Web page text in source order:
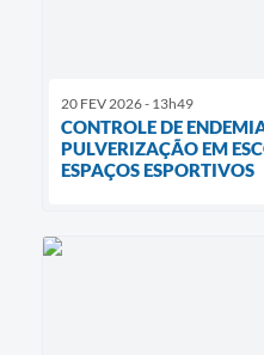
20 FEV 2026 - 13h49
CONTROLE DE
PULVERIZAÇÃO EM
ESPAÇOS ESPORTIVOS